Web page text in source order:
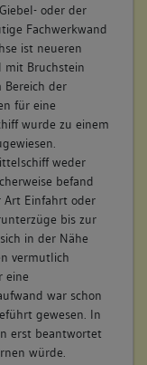
oder der
Fachwerkwand
ist neueren
mit Bruchstein
Bereich der
für eine
wurde zu einem
weder
befand
Art Einfahrt oder
bis zur
in der Nähe
vermutlich
eine
war schon
gewesen. In
erst beantwortet
würde.